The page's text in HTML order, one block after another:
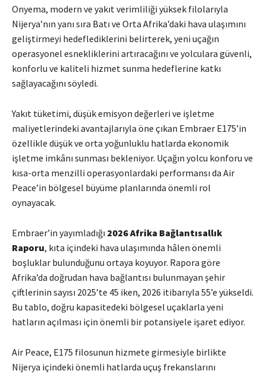
Onyema, modern ve yakıt verimliliği yüksek filolarıyla
Nijerya’nın yanı sıra Batı ve Orta Afrika’daki hava ulaşımını
geliştirmeyi hedeflediklerini belirterek, yeni uçağın
operasyonel esnekliklerini artıracağını ve yolculara güvenli,
konforlu ve kaliteli hizmet sunma hedeflerine katkı
sağlayacağını söyledi.
Yakıt tüketimi, düşük emisyon değerleri ve işletme
maliyetlerindeki avantajlarıyla öne çıkan Embraer E175’in
özellikle düşük ve orta yoğunluklu hatlarda ekonomik
işletme imkânı sunması bekleniyor. Uçağın yolcu konforu ve
kısa-orta menzilli operasyonlardaki performansı da Air
Peace’in bölgesel büyüme planlarında önemli rol
oynayacak.
Embraer’in yayımladığı 2026 Afrika Bağlantısallık
Raporu, kıta içindeki hava ulaşımında hâlen önemli
boşluklar bulunduğunu ortaya koyuyor. Rapora göre
Afrika’da doğrudan hava bağlantısı bulunmayan şehir
çiftlerinin sayısı 2025’te 45 iken, 2026 itibarıyla 55’e yükseldi.
Bu tablo, doğru kapasitedeki bölgesel uçaklarla yeni
hatların açılması için önemli bir potansiyele işaret ediyor.
Air Peace, E175 filosunun hizmete girmesiyle birlikte
Nijerya içindeki önemli hatlarda uçuş frekanslarını